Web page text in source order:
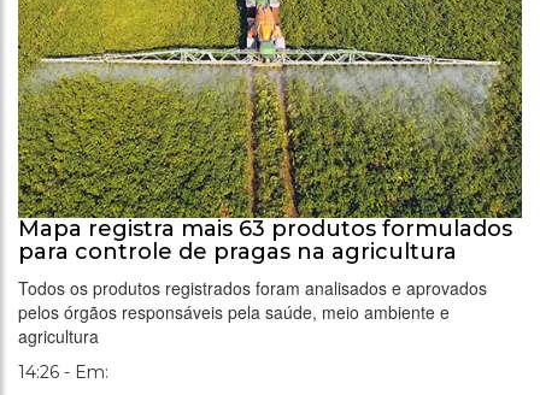
Mapa registra mais 63 produtos formulados
para controle de pragas na agricultura
Todos os produtos registrados foram analisados e aprovados
pelos órgãos responsáveis pela saúde, meio ambiente e
agricultura
14:26 - Em: